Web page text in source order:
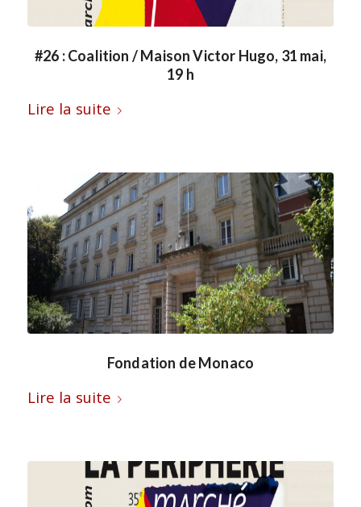
#26 : Coalition / Maison Victor Hugo, 31 mai,
19 h
Lire la suite
Fondation de Monaco
Lire la suite